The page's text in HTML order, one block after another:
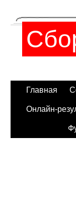
Главная
Онлайн-